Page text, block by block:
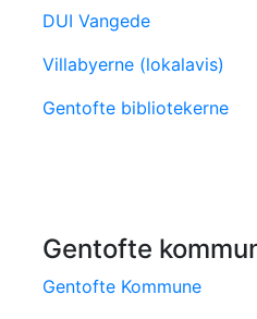
DUI Vangede
Villabyerne (lokalavis)
Gentofte bibliotekerne
Gentofte
Gentofte Kommune